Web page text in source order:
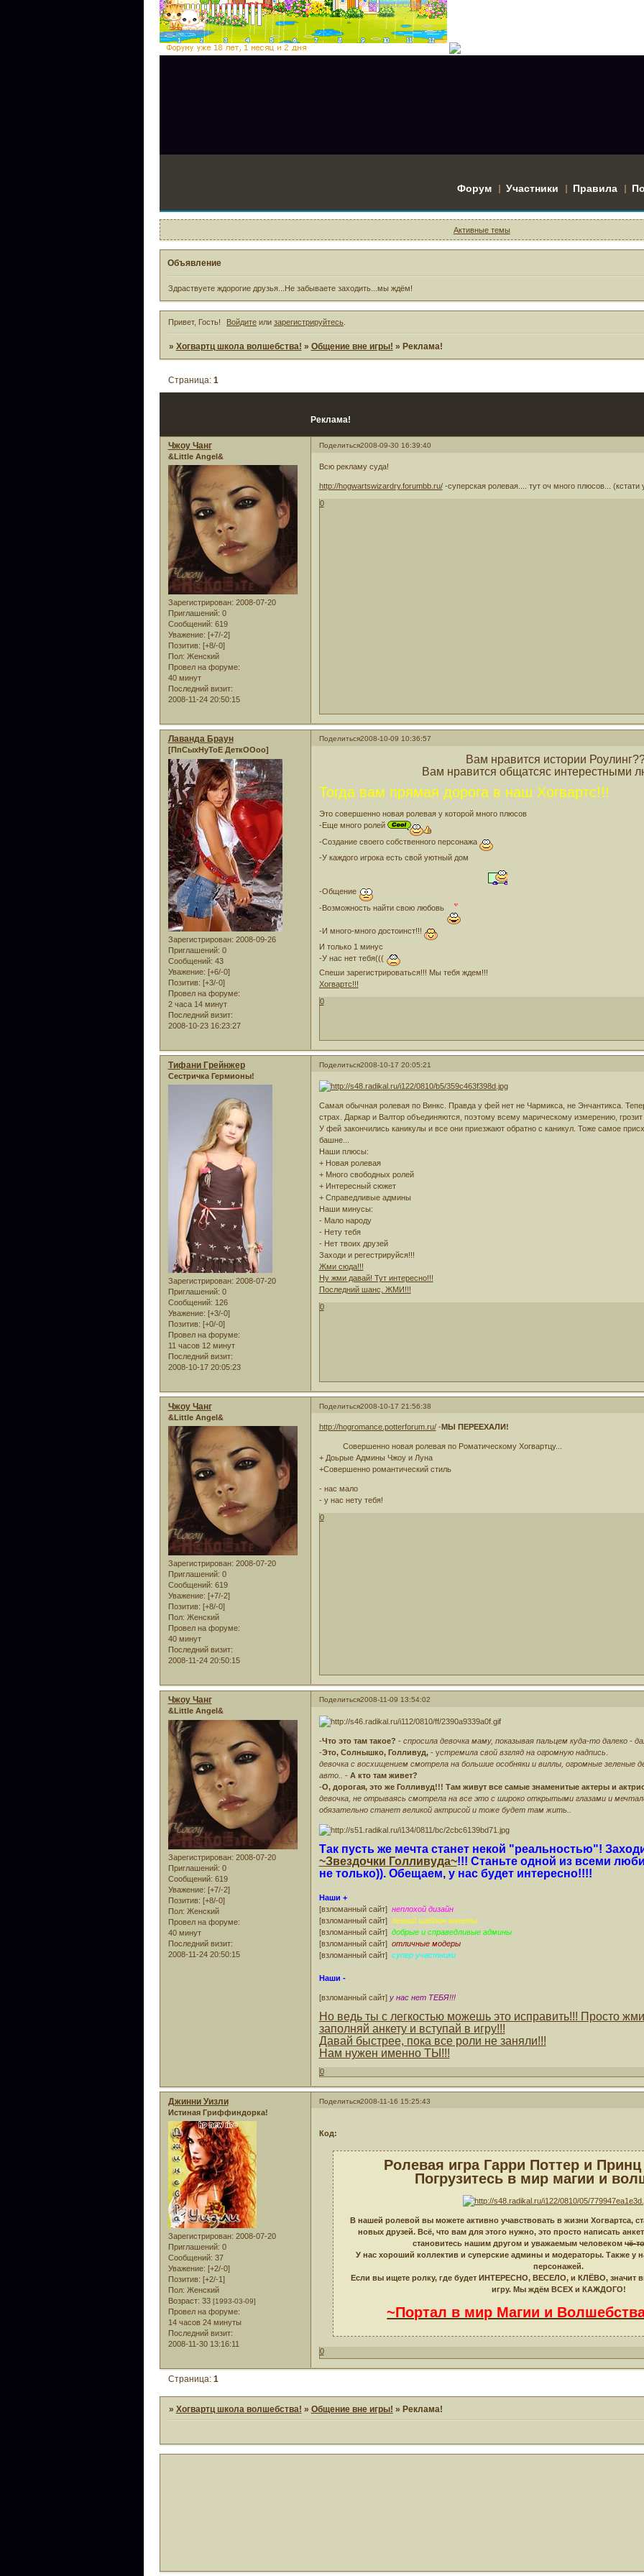
Форум Участники Правила
Активные темы
Объявление
Здраствуете ждорогие друзья...Не забываете заходить...мы ждём!
Привет, Гость! Войдите или зарегистрируйтесь
» Хогвартц школа волшебства! » Общение вне игры! » Реклама!
Реклама!
Страница: 1
Поделиться2008-09-30 16:39:40
Чжоу Чанг
&Little Angel&
Зарегистрирован: 2008-07-20
Приглашений: 0
Сообщений: 619
Уважение: [+7/-2]
Позитив: [+8/-0]
Пол: Женский
Провел на форуме:
40 минут
Последний визит:
2008-11-24 20:50:15
Всю рекламу суда!
http://hogwartswizardry.forumbb.ru/-суперская ролевая.... тут оч много плюсов... (кстати
0
Поделиться2008-10-09 10:36:57
Лаванда Браун
[ПпСыхНуТоЕ ДеткООоо]
Зарегистрирован: 2008-09-26
Приглашений: 0
Сообщений: 43
Уважение: [+6/-0]
Позитив: [+3/-0]
Провел на форуме:
2 часа 14 минут
Последний визит:
2008-10-23 16:23:27
Вам нравится истории
Вам нравится общатсяс интерестными
Тогда вам прямая дорога в наш Хогвартс!!!
Это совершенно новая ролевая у которой много плюсов
-Еще много ролей
-Создание своего собственного персонажа
-У каждого игрока есть свой уютный дом
-Общение
-Возможность найти свою любовь
-И много-много достоинст!!!
И только 1 минус
-У нас нет тебя(((
Спеши зарегистрироваться!!! Мы тебя ждем!!!
Хогвартс!!!
0
Поделиться2008-10-17 20:05:21
Тифани Грейнжер
Сестричка Гермионы!
Зарегистрирован: 2008-07-20
Приглашений: 0
Сообщений: 126
Уважение: [+3/-0]
Позитив: [+0/-0]
Провел на форуме:
11 часов 12 минут
Последний визит:
2008-10-17 20:05:23
Самая обычная ролевая по Винкс. Правда у фей нет не Чармикса, не Энчантикса.
страх. Даркар и Валтор объединяются, поэтому всему марическому измерению, грозит
У фей закончились каникулы и все они приезжают обратно с каникул. Тоже самое
башне...
Наши плюсы:
+ Новая ролевая
+ Много свободных ролей
+ Интересный сюжет
+ Справедливые админы
Наши минусы:
- Мало народу
- Нету тебя
- Нет твоих друзей
Заходи и регестрируйся!!!
Жми сюда!!!
Ну жми давай! Тут интересно!!!
Последний шанс, ЖМИ!!!
0
Поделиться2008-10-17 21:56:38
Чжоу Чанг
&Little Angel&
Зарегистрирован: 2008-07-20
Приглашений: 0
Сообщений: 619
Уважение: [+7/-2]
Позитив: [+8/-0]
Пол: Женский
Провел на форуме:
40 минут
Последний визит:
2008-11-24 20:50:15
http://hogromance.potterforum.ru/-МЫ ПЕРЕЕХАЛИ!
Совершенно новая ролевая по Роматическому Хогвартцу...
+ Доьрые Админы Чжоу и Луна
+Совершенно романтический стиль
- нас мало
- у нас нету тебя!
0
Поделиться2008-11-09 13:54:02
Чжоу Чанг
&Little Angel&
Зарегистрирован: 2008-07-20
Приглашений: 0
Сообщений: 619
Уважение: [+7/-2]
Позитив: [+8/-0]
Пол: Женский
Провел на форуме:
40 минут
Последний визит:
2008-11-24 20:50:15
-Что это там такое? - спросила девочка маму, показывая пальцем куда-то далеко -
-Это, Солнышко, Голливуд,- устремила свой взгляд на огромную надпись
девочка с восхищением смотрела на большие особняки и виллы, огромные зеленые
авто..
- А кто там живет?
-О, дорогая, это же Голливуд!!! Там живут все самые знаменитые актеры и
девочка, не отрываясь смотрела на все это с широко открытыми глазами и
обязательно станет великой актрисой и тоже будет там жить..
Так пусть же мечта станет некой "реальностью"!
~Звездочки Голливуда~!!! Станьте одной из всеми
не только)). Обещаем, у нас будет интересно!!!!
Наши +
[взломанный сайт] неплохой дизайн
[взломанный сайт] легкий шаблон анкеты
[взломанный сайт] добрые и справедливые админы
[взломанный сайт] отличные модеры
[взломанный сайт] супер участники
Наши -
[взломанный сайт] у нас нет ТЕБЯ!!!
Но ведь ты с легкостью можешь это исправить!!! Просто
заполняй анкету и вступай в игру!!!
Давай быстрее, пока все роли не заняли!!!
Нам нужен именно ТЫ!!!
0
Поделиться2008-11-16 15:25:43
Джинни Уизли
Истиная Гриффиндорка!
Зарегистрирован: 2008-07-20
Приглашений: 0
Сообщений: 37
Уважение: [+2/-0]
Позитив: [+2/-1]
Пол: Женский
Возраст: 33 [1993-03-09]
Провел на форуме:
14 часов 24 минуты
Последний визит:
2008-11-30 13:16:11
Код:
Ролевая игра Гарри Поттер и
Погрузитесь в мир магии и
В нашей ролевой вы можете активно учавствовать в жизни Хогвартса,
новых друзей. Всё, что вам для этого нужно, это просто написать
становитесь нашим другом и уважаемым человеком чё-
У нас хороший коллектив и суперские админы и модераторы. Также у
персонажей.
Если вы ищете ролку, где будет ИНТЕРЕСНО, ВЕСЕЛО, и КЛЁВО,
игру. Мы ждём ВСЕХ и КАЖДОГО!
~Портал в мир Магии и
0
Страница: 1
» Хогвартц школа волшебства! » Общение вне игры! » Реклама!